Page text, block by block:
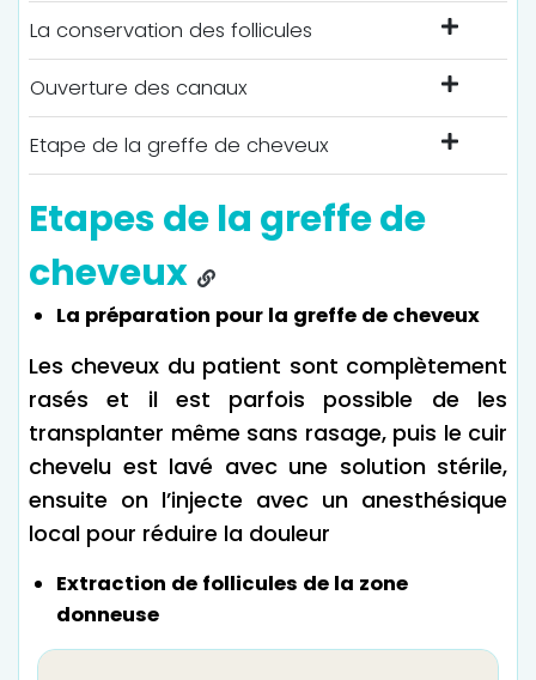
La conservation des follicules
Ouverture des canaux
Etape de la greffe de cheveux
Etapes de la greffe de
cheveux
La préparation pour la greffe de cheveux
Les cheveux du patient sont complètement
rasés et il est parfois possible de les
transplanter même sans rasage, puis le cuir
chevelu est lavé avec une solution stérile,
ensuite on l’injecte avec un anesthésique
local pour réduire la douleur
Extraction de follicules de la zone
donneuse